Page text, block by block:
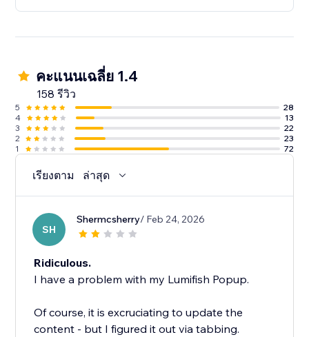
คะแนนเฉลี่ย 1.4
158 รีวิว
5
28
4
13
3
22
2
23
1
72
เรียงตาม ล่าสุด
SH
Shermcsherry/ Feb 24, 2026
Ridiculous.
I have a problem with my Lumifish Popup.
Of course, it is excruciating to update the
content - but I figured it out via tabbing.